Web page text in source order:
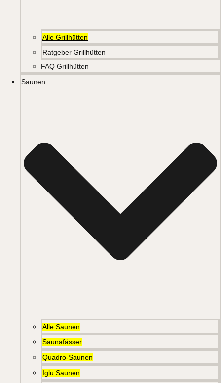
Alle Grillhütten
Ratgeber Grillhütten
FAQ Grillhütten
Saunen
Alle Saunen
Saunafässer
Quadro-Saunen
Iglu Saunen